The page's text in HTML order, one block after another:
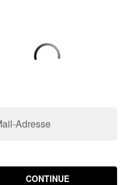
Adresse
CONTINUE